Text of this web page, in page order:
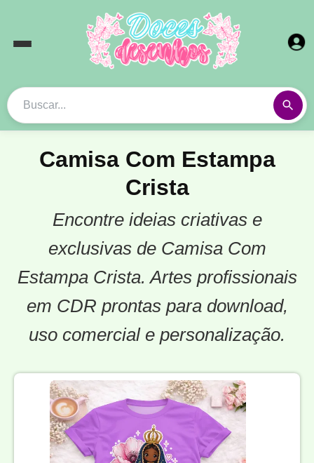
Camisa Com Estampa
Crista
Encontre ideias criativas e
exclusivas de Camisa Com
Estampa Crista. Artes profissionais
em CDR prontas para download,
uso comercial e personalização.